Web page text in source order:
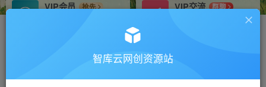
VIP会员
抢先
VIP交流
群聊
研究探讨更多创业项目路子。
会员专属推广链接智库云网创资源站